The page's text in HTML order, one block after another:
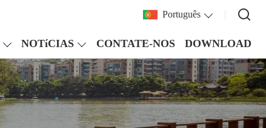
Português
NOTíCIAS CONTATE-NOS DOWNLOAD